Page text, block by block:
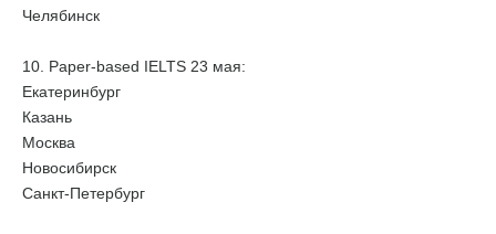
Челябинск
10. Paper-based IELTS 23 мая:
Екатеринбург
Казань
Москва
Новосибирск
Санкт-Петербург